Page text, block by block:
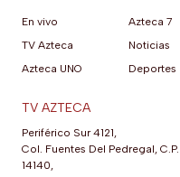
En vivo
TV Azteca
Azteca UNO
Azteca 7
Noticias
Deportes
TV AZTECA
Periférico Sur 4121,
Col. Fuentes Del Pedregal, C.P.
14140,